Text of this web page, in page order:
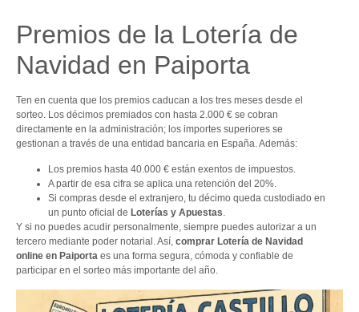
Premios de la Lotería de
Navidad en Paiporta
Ten en cuenta que los premios caducan a los tres meses desde el
sorteo. Los décimos premiados con hasta 2.000 € se cobran
directamente en la administración; los importes superiores se
gestionan a través de una entidad bancaria en España. Además:
Los premios hasta 40.000 € están exentos de impuestos.
A partir de esa cifra se aplica una retención del 20%.
Si compras desde el extranjero, tu décimo queda custodiado en
un punto oficial de Loterías y Apuestas.
Y si no puedes acudir personalmente, siempre puedes autorizar a un
tercero mediante poder notarial. Así, comprar Lotería de Navidad
online en Paiporta es una forma segura, cómoda y confiable de
participar en el sorteo más importante del año.